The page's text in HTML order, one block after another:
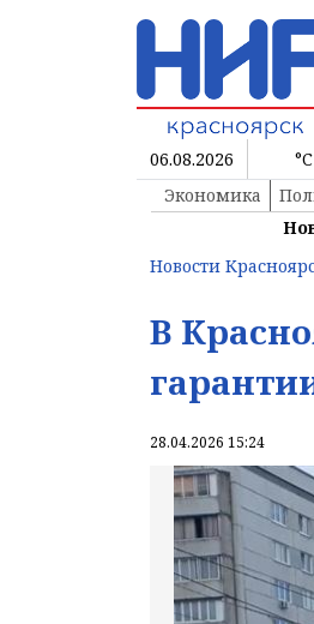
06.08.2026 °C
Экономика
Новости
В
28.04.2026 15:24